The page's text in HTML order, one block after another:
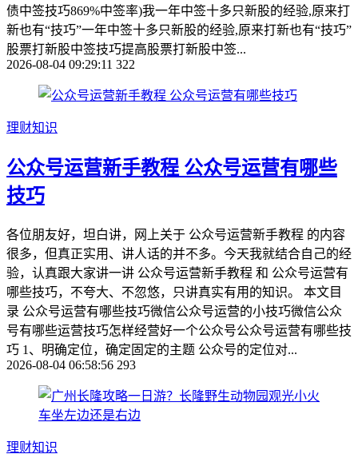
债中签技巧869%中签率)我一年中签十多只新股的经验,原来打
新也有“技巧”一年中签十多只新股的经验,原来打新也有“技巧”
股票打新股中签技巧提高股票打新股中签...
2026-08-04 09:29:11 322
理财知识
公众号运营新手教程 公众号运营有哪些
技巧
各位朋友好，坦白讲，网上关于 公众号运营新手教程 的内容
很多，但真正实用、讲人话的并不多。今天我就结合自己的经
验，认真跟大家讲一讲 公众号运营新手教程 和 公众号运营有
哪些技巧，不夸大、不忽悠，只讲真实有用的知识。 本文目
录 公众号运营有哪些技巧微信公众号运营的小技巧微信公众
号有哪些运营技巧怎样经营好一个公众号公众号运营有哪些技
巧 1、明确定位，确定固定的主题 公众号的定位对...
2026-08-04 06:58:56 293
理财知识